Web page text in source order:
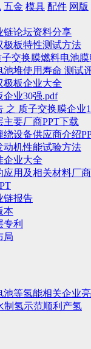
五金 模具 配件 网版
链论坛资料分享
极板特性测试方法
交换膜燃料电池
堆使用寿命 测试
极板企业大全
业30强.pdf
之 质子交换膜企业
要厂商PPT下载
设备供应商介绍
动机性能试验方法
企业大全
应用及相关材料厂商
链报告
本
利
局
等氢能相关企业
制氢示范顺利产氢